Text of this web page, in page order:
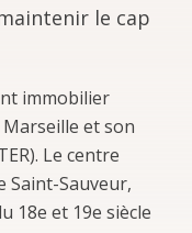
le cap
immobilier
et son
Le centre
Saint-Sauveur,
18e et 19e siècle